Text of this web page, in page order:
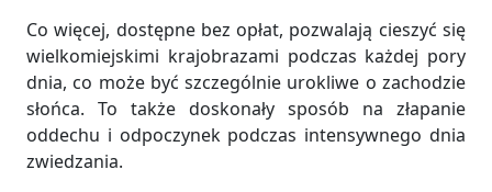
Co więcej, dostępne bez opłat, pozwalają cieszyć się
wielkomiejskimi krajobrazami podczas każdej pory
dnia, co może być szczególnie urokliwe o zachodzie
słońca. To także doskonały sposób na złapanie
oddechu i odpoczynek podczas intensywnego dnia
zwiedzania.